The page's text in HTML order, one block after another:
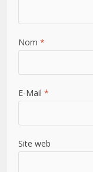
Nom *
E-Mail *
Site web